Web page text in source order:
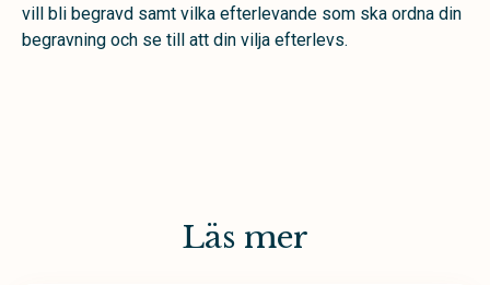
vill bli begravd samt vilka efterlevande som ska ordna din
begravning och se till att din vilja efterlevs.
Läs mer